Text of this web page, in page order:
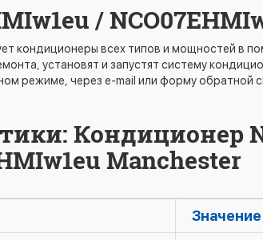
/
кондиционеры всех типов и мощностей в
установят и запустят систему
режиме, через e-mail или форму обратной
Кондиционер
Manchester
Значение